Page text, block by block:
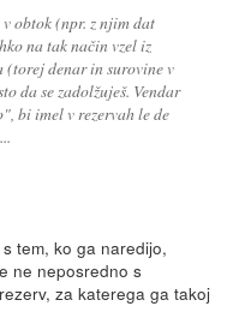
obtok (npr. z njim dat
na tak način vzel iz
(torej denar in surovine v
da se zadolžuješ. Vendar
bi imel v rezervah le de
tem, ko ga naredijo,
ne neposredno s
za katerega ga takoj